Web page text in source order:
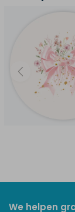
We helpen